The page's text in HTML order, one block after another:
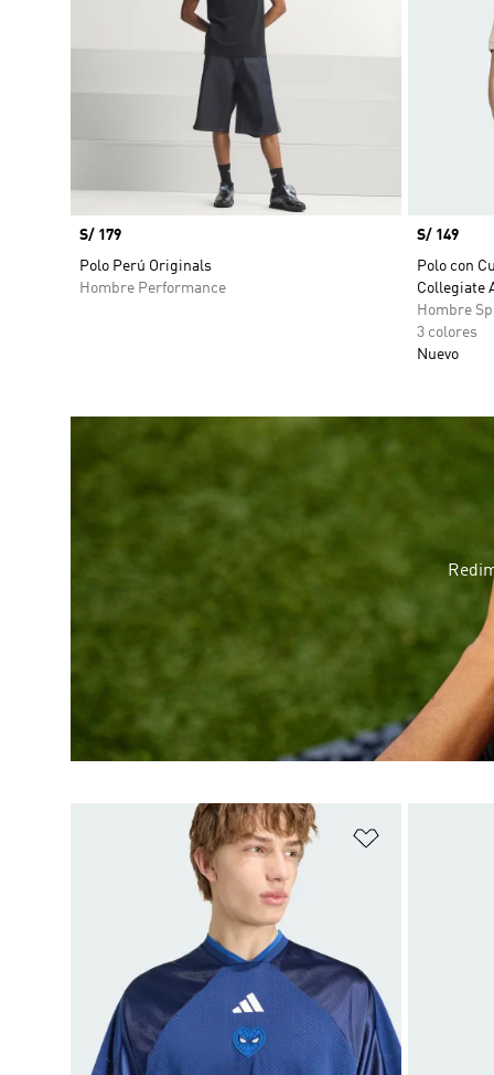
Precio
S/ 179
Polo Perú Originals
Hombre Performance
Precio
S/ 149
Polo con
Collegiate
Hombre
3 colores
Nuevo
Añadir a la